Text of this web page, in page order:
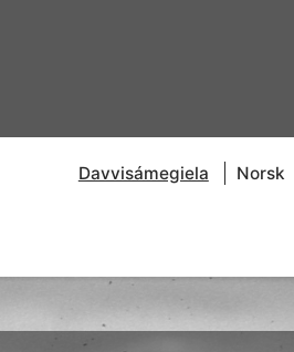
Davvisámegiela Norsk